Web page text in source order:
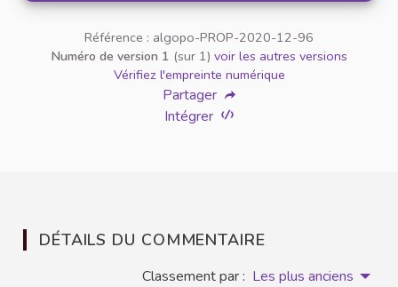
Référence : algopo-PROP-2020-12-96
Numéro de version 1 (sur 1) voir les autres versions
Vérifiez l'empreinte numérique
Partager
Intégrer
DÉTAILS DU COMMENTAIRE
Classement par : Les plus anciens